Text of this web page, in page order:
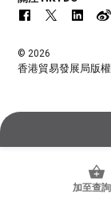
加至查
© 2026
香港貿易發展局版